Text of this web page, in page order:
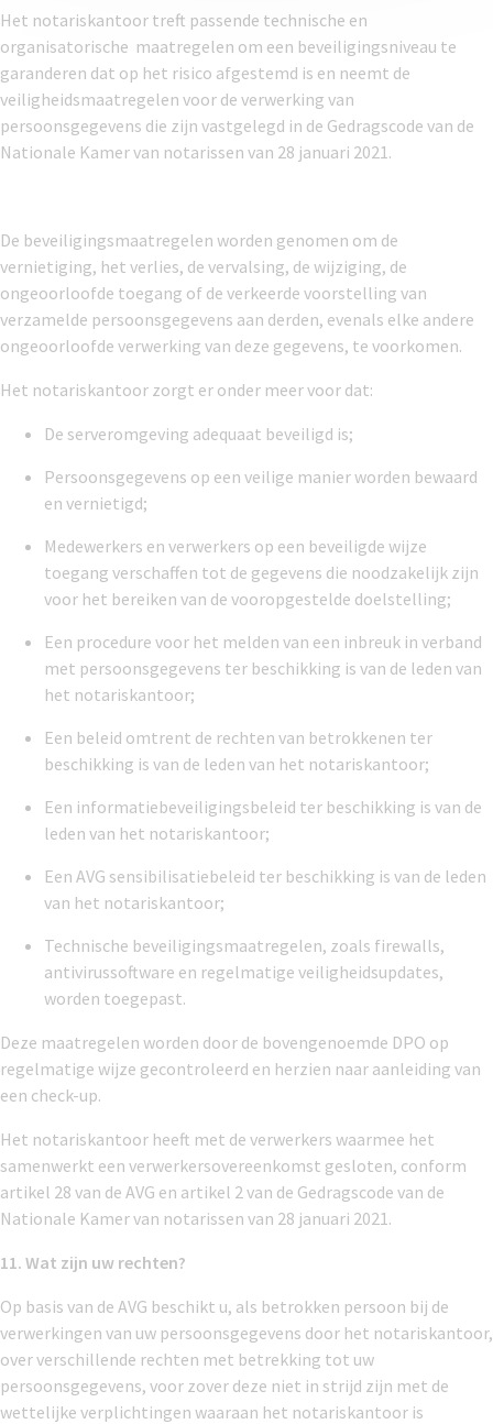
Het notariskantoor treft passende technische en
organisatorische maatregelen om een beveiligingsniveau te
garanderen dat op het risico afgestemd is en neemt de
veiligheidsmaatregelen voor de verwerking van
persoonsgegevens die zijn vastgelegd in de Gedragscode van de
Nationale Kamer van notarissen van 28 januari 2021.
De beveiligingsmaatregelen worden genomen om de
vernietiging, het verlies, de vervalsing, de wijziging, de
ongeoorloofde toegang of de verkeerde voorstelling van
verzamelde persoonsgegevens aan derden, evenals elke andere
ongeoorloofde verwerking van deze gegevens, te voorkomen.
Het notariskantoor zorgt er onder meer voor dat:
De serveromgeving adequaat beveiligd is;
Persoonsgegevens op een veilige manier worden bewaard
en vernietigd;
Medewerkers en verwerkers op een beveiligde wijze
toegang verschaffen tot de gegevens die noodzakelijk zijn
voor het bereiken van de vooropgestelde doelstelling;
Een procedure voor het melden van een inbreuk in verband
met persoonsgegevens ter beschikking is van de leden van
het notariskantoor;
Een beleid omtrent de rechten van betrokkenen ter
beschikking is van de leden van het notariskantoor;
Een informatiebeveiligingsbeleid ter beschikking is van de
leden van het notariskantoor;
Een AVG sensibilisatiebeleid ter beschikking is van de leden
van het notariskantoor;
Technische beveiligingsmaatregelen, zoals firewalls,
antivirussoftware en regelmatige veiligheidsupdates,
worden toegepast.
Deze maatregelen worden door de bovengenoemde DPO op
regelmatige wijze gecontroleerd en herzien naar aanleiding van
een check-up.
Het notariskantoor heeft met de verwerkers waarmee het
samenwerkt een verwerkersovereenkomst gesloten, conform
artikel 28 van de AVG en artikel 2 van de Gedragscode van de
Nationale Kamer van notarissen van 28 januari 2021.
11. Wat zijn uw rechten?
Op basis van de AVG beschikt u, als betrokken persoon bij de
verwerkingen van uw persoonsgegevens door het notariskantoor,
over verschillende rechten met betrekking tot uw
persoonsgegevens, voor zover deze niet in strijd zijn met de
wettelijke verplichtingen waaraan het notariskantoor is